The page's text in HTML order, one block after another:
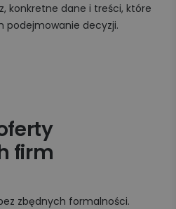
konkretne dane i treści, które
podejmowanie decyzji.
firm
zbędnych formalności.